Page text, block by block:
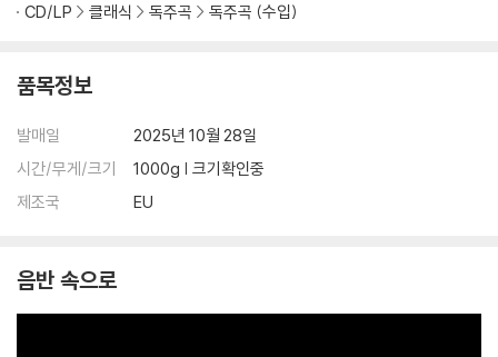
CD/LP
클래식 독주곡 독주곡 (수입)
품목정보
발매일
2025년 10월 28일
시간/무게/크기
1000g | 크기확인중
제조국
EU
음반 속으로